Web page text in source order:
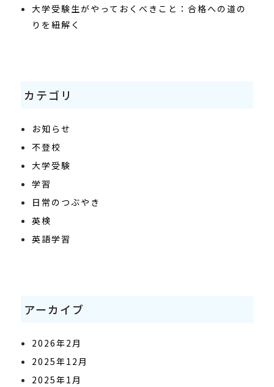
大学受験生がやっておくべきこと：合格への道の
りを紐解く
カテゴリ
お知らせ
不登校
大学受験
学習
日常のつぶやき
英検
英語学習
アーカイブ
2026年2月
2025年12月
2025年1月